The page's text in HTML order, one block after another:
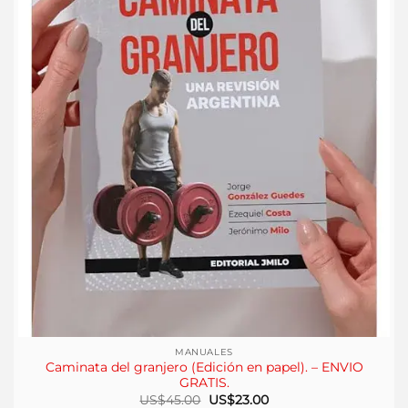
MANUALES
Caminata del granjero (Edición en papel). – ENVIO
GRATIS.
US$45.00 El
US$23.00El